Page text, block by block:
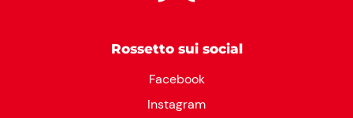
Rossetto sui social
Facebook
Instagram